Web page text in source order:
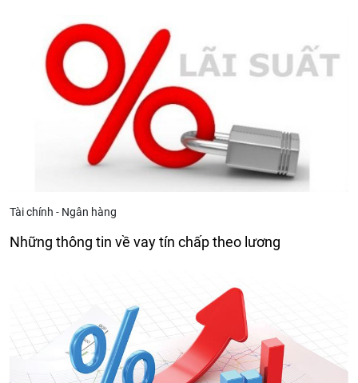
Tài chính - Ngân hàng
Những thông tin về vay tín chấp theo lương